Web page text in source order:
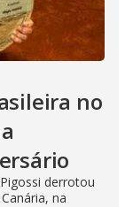
no
derrotou
na